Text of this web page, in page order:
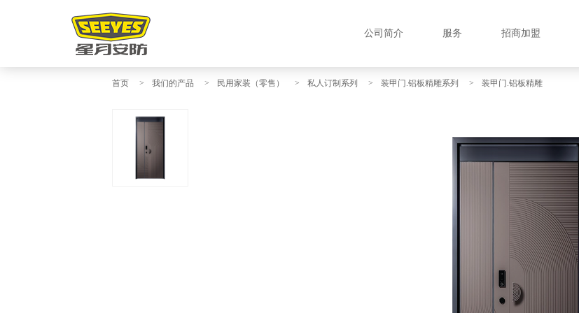
公司简介 服务 招商加盟
首页 > 我们的产品 > 民用家装（零售） > 私人订制系列 > 装甲门.铝板精雕系列 > 装甲门.铝板精雕